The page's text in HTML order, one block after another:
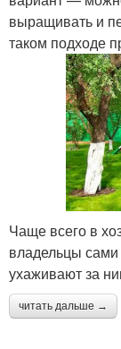
выращивать и
таком подходе
Чаще всего в
владельцы
ухаживают за
читать дальше →